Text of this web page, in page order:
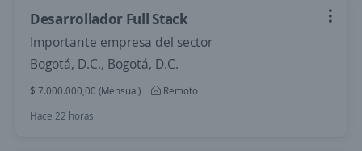
Desarrollador Full Stack
Importante empresa del sector
Bogotá, D.C., Bogotá, D.C.
$ 7.000.000,00 (Mensual)
Remoto
Hace 22 horas